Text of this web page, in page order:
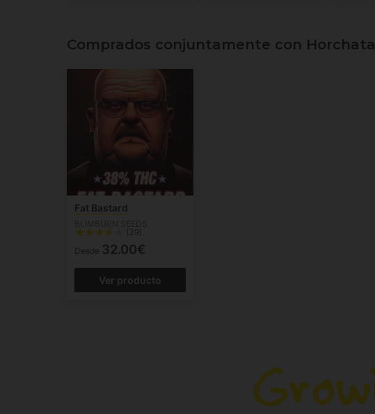
Comprados conjuntamente con Horchata
Fat Bastard
(39)
Desde 32.00€
Ver producto